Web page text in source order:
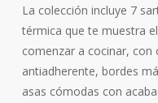
La colección incluye 7
térmica que te muestra
comenzar a cocinar,
antiadherente, bordes
asas cómodas con